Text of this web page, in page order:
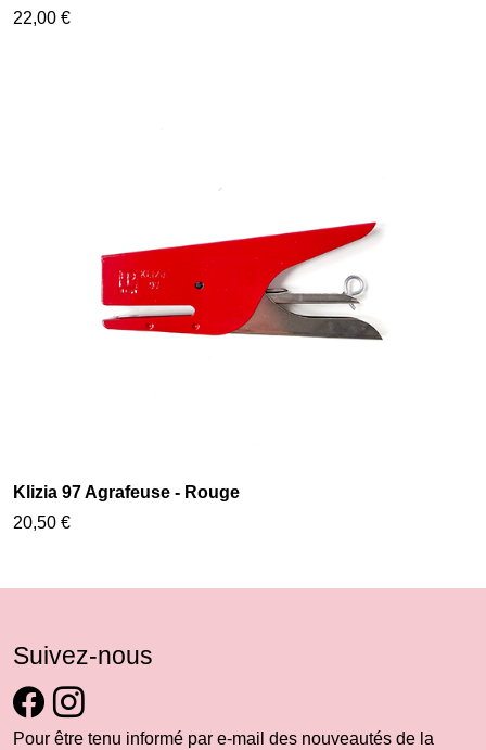
22,00 €
Klizia 97 Agrafeuse - Rouge
20,50 €
Suivez-nous
Pour être tenu informé par e-mail des nouveautés de la